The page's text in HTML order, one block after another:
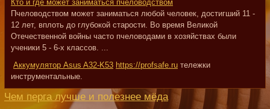
Кто и где может заниматься пчеловодством
Пчеловодством может заниматься любой человек, достигший 11 -
12 лет, вплоть до глубокой старости. Во время Великой
Отечественной войны часто пчеловодами в хозяйствах были
ученики 5 - 6-х классов. ...
Аккумулятор Asus A32-K53 https://profsafe.ru тележки
инструментальные.
Чем перга лучше и полезнее мёда